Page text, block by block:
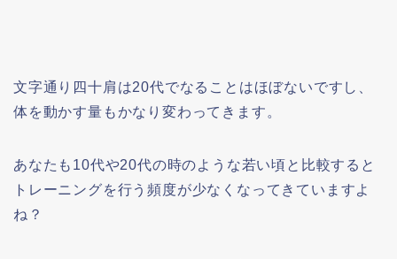
文字通り四十肩は20代でなることはほぼないですし、
体を動かす量もかなり変わってきます。
あなたも10代や20代の時のような若い頃と比較すると
トレーニングを行う頻度が少なくなってきていますよ
ね？